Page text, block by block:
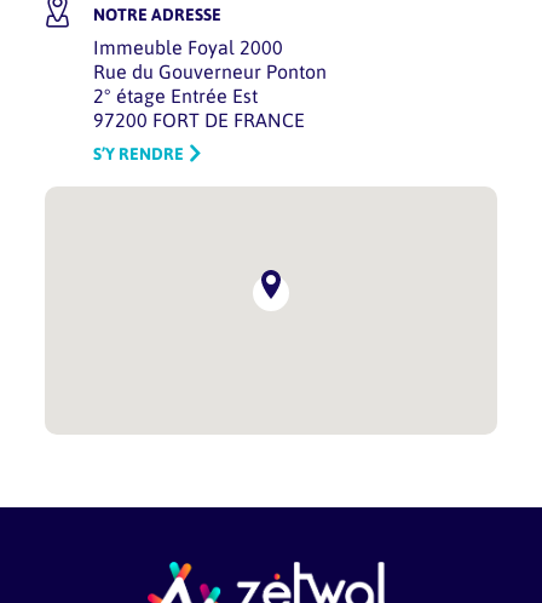
NOTRE ADRESSE
Immeuble Foyal 2000
Rue du Gouverneur Ponton
2° étage Entrée Est
97200 FORT DE FRANCE
S’Y RENDRE